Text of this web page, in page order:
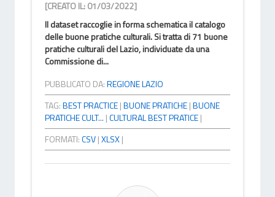
[CREATO IL: 01/03/2022]
Il dataset raccoglie in forma schematica il catalogo
delle buone pratiche culturali. Si tratta di 71 buone
pratiche culturali del Lazio, individuate da una
Commissione di...
PUBBLICATO DA:REGIONE LAZIO
TAG:BEST PRACTICE|BUONE PRATICHE|BUONE
PRATICHE CULT... |CULTURAL BEST PRATICE|
FORMATI:CSV|XLSX|